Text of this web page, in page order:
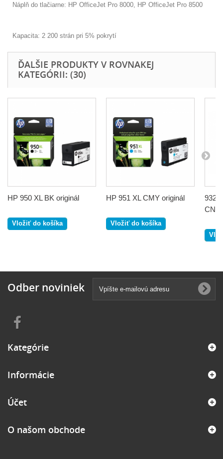
Náplň do tlačiarne: HP OfficeJet Pro 8000, HP OfficeJet Pro 8500
Kapacita: 2 200 strán pri 5% pokrytí
ĎALŠIE PRODUKTY V ROVNAKEJ
KATEGÓRII: (30)
HP 950 XL BK originál
Vložiť do košíka
HP 951 XL CMY originál
Vložiť do košíka
932
Odber noviniek
Kategórie
Informácie
Účet
O našom obchode